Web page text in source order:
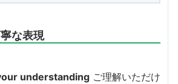
な表現
understanding ご理解いただけ